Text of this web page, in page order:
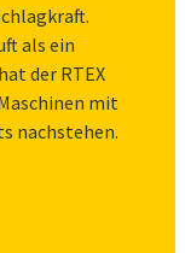
als ein
der RTEX
mit
nachstehen.